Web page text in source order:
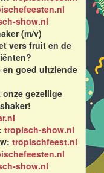
show.nl
(m/v)
vers fruit en de
en goed uitziende
gezellige
tropisch-show.nl
tropischfeest.nl
show.nl